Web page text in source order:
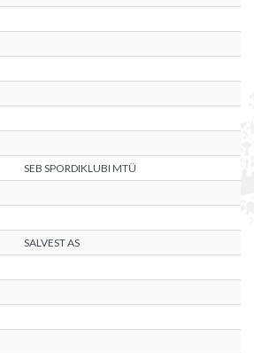
SEB SPORDIKLUBI MTÜ
SALVEST AS